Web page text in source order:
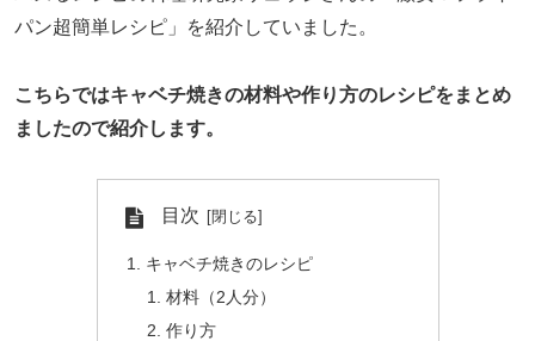
パン超簡単レシピ」を紹介していました。
こちらではキャベチ焼きの材料や作り方のレシピをまとめ
ましたので紹介します。
目次
キャベチ焼きのレシピ
材料（2人分）
作り方